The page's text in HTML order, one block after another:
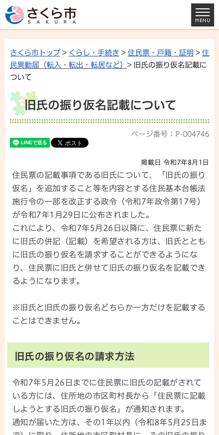
さくら市トップ> くらし・手続き > 住民票・戸籍・証明 > 住
民異動届（転入・転出・転居など） > 旧氏の振り仮名記載に
ついて
旧氏の振り仮名記載について
ページ番号：P-004746
掲載日 令和7年8月1日
住民票の記載事項である旧氏について、「旧氏の振り
仮名」を追加すること等を内容とする住民基本台帳法
施行令の一部を改正する政令（令和7年政令第17号）
が令和7年1月29日に公布されました。
これにより、令和7年5月26日以降に、住民票に新た
に旧氏の併記（記載）を希望される方は、旧氏ととも
に旧氏の振り仮名を請求することができるようにな
り、住民票に旧氏と併せて旧氏の振り仮名を記載でき
るようになります。
※旧氏と旧氏の振り仮名どちらか一方だけを記載する
ことはできません。
旧氏の振り仮名の請求方法
令和7年5月26日までに住民票に旧氏の記載がされて
いる方には、住所地の市区町村長から「住民票に記載
しようとする旧氏の振り仮名」が通知されます。
通知が届いた方は、その1年以内（令和8年5月25日ま